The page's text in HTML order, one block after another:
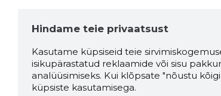
Hindame teie privaatsust
Kasutame küpsiseid teie
isikupärastatud reklaamide või sisu
analüüsimiseks. Kui klõpsate "nõustu
küpsiste kasutamisega.